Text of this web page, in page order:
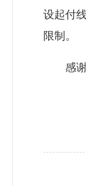
设起付
限制。
感谢